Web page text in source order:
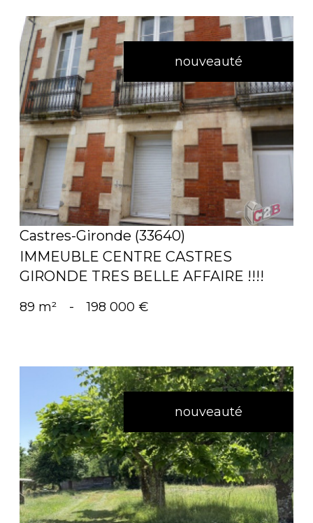
nouveauté
voir le bien
Castres-Gironde (33640)
IMMEUBLE CENTRE CASTRES
GIRONDE TRES BELLE AFFAIRE !!!!
89 m² - 198 000 €
nouveauté
voir le bien